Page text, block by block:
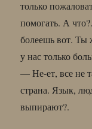
только
помогать. А
болеешь вот. Ты
у нас только
— Не-ет, все не
страна. Язык,
выпирают?.